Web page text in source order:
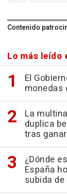
Contenido
Lo más leído
El
monedas
La
duplica
tras
¿Dónde
España
subida